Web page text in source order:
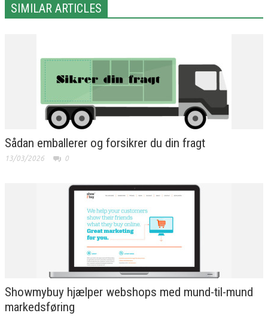
SIMILAR ARTICLES
Sådan emballerer og forsikrer du din fragt
13/03/2026 0
Showmybuy hjælper webshops med mund-til-mund
markedsføring